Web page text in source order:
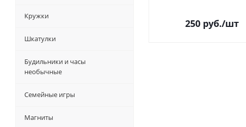
250 руб./шт
Кружки
Шкатулки
Будильники и часы
необычные
Семейные игры
Магниты